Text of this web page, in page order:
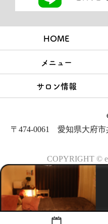
HOME
メニュー
サロン情報
〒474-0061 愛知県大府
COPYRIGHT ©